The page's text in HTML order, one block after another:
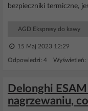
bezpieczniki termiczne,
AGD Ekspresy do kawy
15 Maj 2023 12:29
Odpowiedzi: 4 Wyświetleń:
Delonghi
nagrzewaniu,